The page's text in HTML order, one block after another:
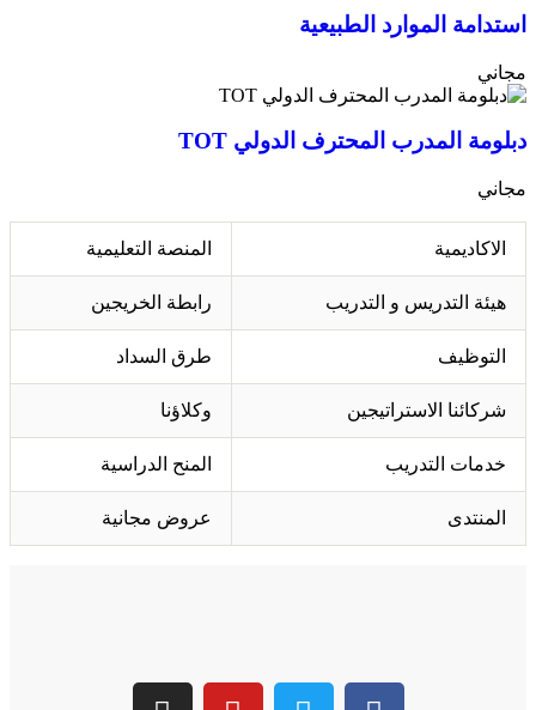
استدامة الموارد الطبيعية
مجاني
دبلومة المدرب المحترف الدولي TOT
مجاني
الاكاديمية المنصة التعليمية
هيئة التدريس و التدريب رابطة الخريجين
التوظيف طرق السداد
شركائنا الاستراتيجين وكلاؤنا
خدمات التدريب المنح الدراسية
المنتدى عروض مجانية